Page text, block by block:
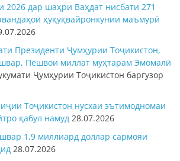
дар шаҳри Ваҳдат нисбати 271
ҳуқуқвайронкунии маъмурӣ
Президенти Ҷумҳурии Тоҷикистон,
Пешвои миллат муҳтарам Эмомалӣ
Ҷумҳурии Тоҷикистон баргузор
Тоҷикистон нусхаи эътимодномаи
қабул намуд 28.07.2026
1,9 миллиард доллар сармояи
28.07.2026